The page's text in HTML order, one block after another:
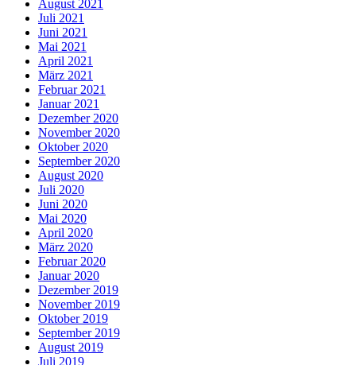
August 2021
Juli 2021
Juni 2021
Mai 2021
April 2021
März 2021
Februar 2021
Januar 2021
Dezember 2020
November 2020
Oktober 2020
September 2020
August 2020
Juli 2020
Juni 2020
Mai 2020
April 2020
März 2020
Februar 2020
Januar 2020
Dezember 2019
November 2019
Oktober 2019
September 2019
August 2019
Juli 2019